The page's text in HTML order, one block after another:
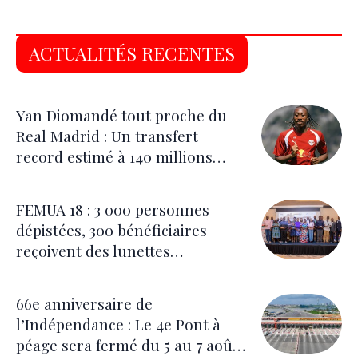
ACTUALITÉS RECENTES
Yan Diomandé tout proche du
Real Madrid : Un transfert
record estimé à 140 millions
FEMUA 18 : 3 000 personnes
dépistées, 300 bénéficiaires
reçoivent des lunettes
66e anniversaire de
l’Indépendance : Le 4e Pont à
péage sera fermé du 5 au 7 août